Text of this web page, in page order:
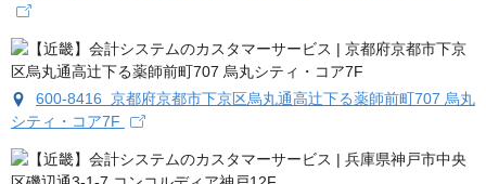
600-8416 京都府京都市下京区烏丸通高辻下る薬師前町707 烏丸
シティ・コア7F